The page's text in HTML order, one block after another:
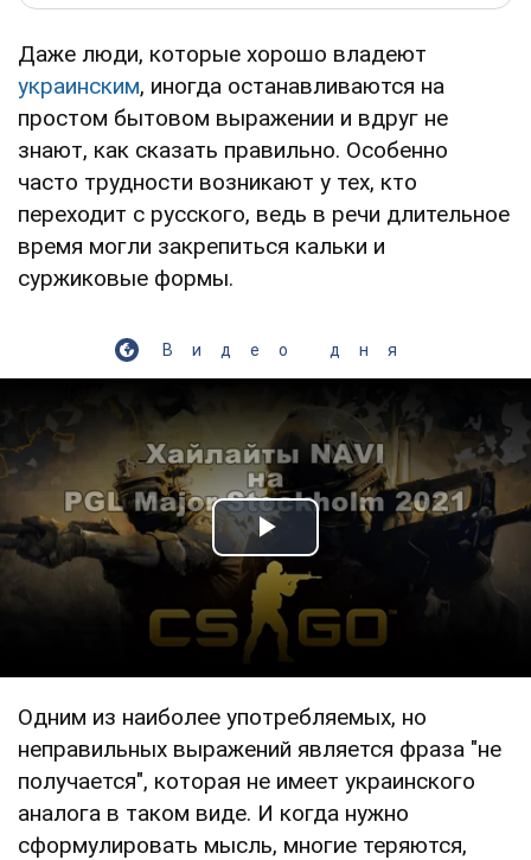
Даже люди, которые хорошо владеют
украинским, иногда останавливаются на
простом бытовом выражении и вдруг не
знают, как сказать правильно. Особенно
часто трудности возникают у тех, кто
переходит с русского, ведь в речи длительное
время могли закрепиться кальки и
суржиковые формы.
Видео дня
Play Video
Одним из наиболее употребляемых, но
неправильных выражений является фраза "не
получается", которая не имеет украинского
аналога в таком виде. И когда нужно
сформулировать мысль, многие теряются,